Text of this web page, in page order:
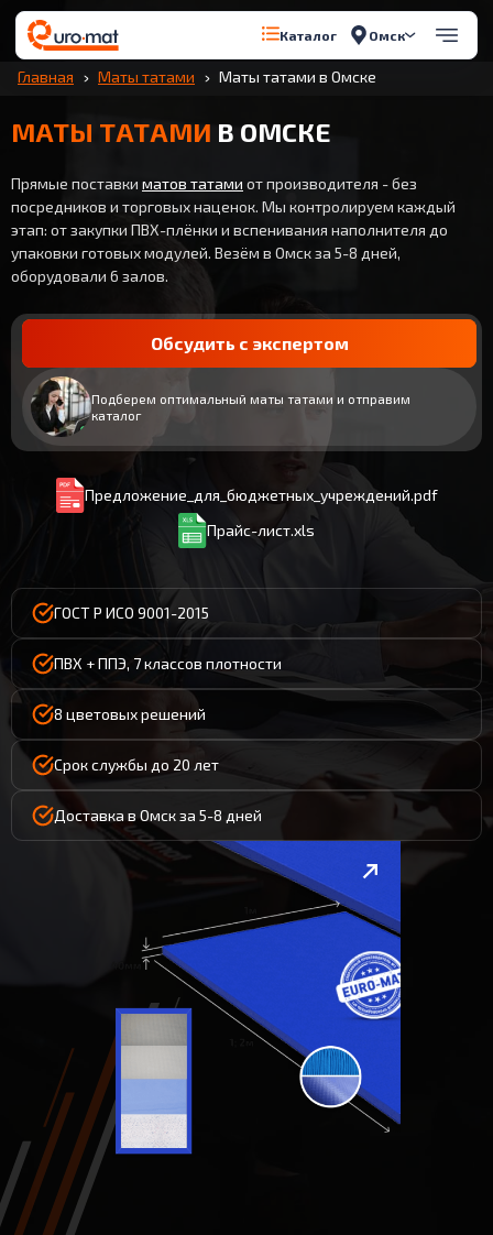
Каталог Омск
Главная Маты татами Маты татами в Омске
МАТЫ ТАТАМИ В ОМСКЕ
Прямые поставки матов татами от производителя - без
посредников и торговых наценок. Мы контролируем каждый
этап: от закупки ПВХ-плёнки и вспенивания наполнителя до
упаковки готовых модулей. Везём в Омск за 5-8 дней,
оборудовали 6 залов.
Обсудить с экспертом
Подберем оптимальный маты татами и отправим
каталог
Предложение_для_бюджетных_учреждений.pdf
Прайс-лист.xls
ГОСТ Р ИСО 9001-2015
ПВХ + ППЭ, 7 классов плотности
8 цветовых решений
Срок службы до 20 лет
Доставка в Омск за 5-8 дней